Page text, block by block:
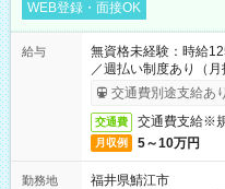
WEB登録・面接OK
給与
無資格未経験：時給
／週払い制度あり（
了次第のお支払いとな
交通費別途支給あり
交通費 交通費支給※
月収例 5～10万円
勤務地
福井県鯖江市